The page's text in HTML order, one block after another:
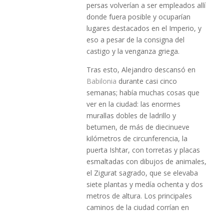
persas volverían a ser empleados allí
donde fuera posible y ocuparían
lugares destacados en el Imperio, y
eso a pesar de la consigna del
castigo y la venganza griega.
Tras esto, Alejandro descansó en
Babilonia durante casi cinco
semanas; había muchas cosas que
ver en la ciudad: las enormes
murallas dobles de ladrillo y
betumen, de más de diecinueve
kilómetros de circunferencia, la
puerta Ishtar, con torretas y placas
esmaltadas con dibujos de animales,
el Zigurat sagrado, que se elevaba
siete plantas y medía ochenta y dos
metros de altura. Los principales
caminos de la ciudad corrían en